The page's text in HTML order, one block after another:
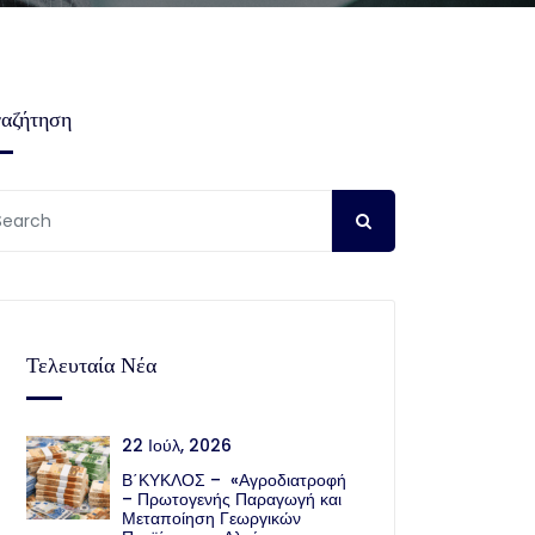
Τελευταία Νέα
22 Ιούλ, 2026
Β΄ΚΥΚΛΟΣ – «Αγροδιατροφή
– Πρωτογενής Παραγωγή και
Μεταποίηση Γεωργικών